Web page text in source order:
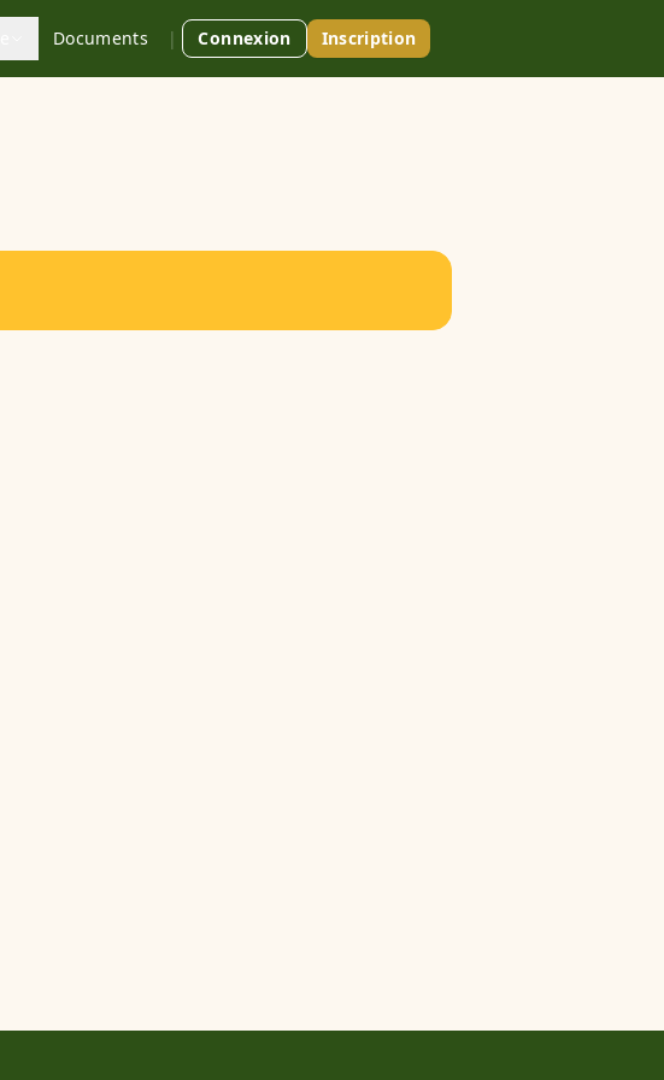
Documents | Connexion Inscription